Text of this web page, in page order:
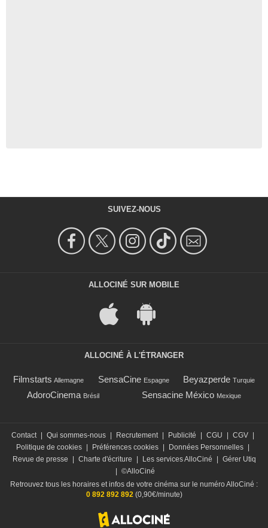
SUIVEZ-NOUS
ALLOCINÉ SUR MOBILE
ALLOCINÉ À L'ÉTRANGER
Filmstarts Allemagne SensaCine Espagne Beyazperde Turquie
AdoroCinema Brésil Sensacine México Mexique
Contact Qui sommes-nous Recrutement Publicité CGU CGV
Politique de cookies
Préférences cookies Données Personnelles
Revue de presse
Charte d'écriture Les services AlloCiné
Gérer Utiq
©AlloCiné
Retrouvez tous les horaires et infos de votre cinéma sur le numéro AlloCiné :
0 892 892 892(0,90€/minute)